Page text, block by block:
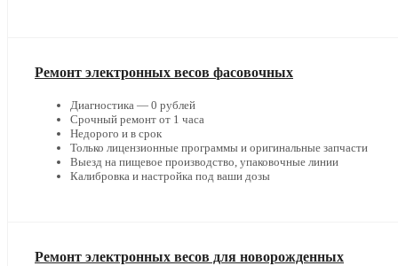
Ремонт электронных весов фасовочных
Диагностика — 0 рублей
Срочный ремонт от 1 часа
Недорого и в срок
Только лицензионные программы и оригинальные запчасти
Выезд на пищевое производство, упаковочные линии
Калибровка и настройка под ваши дозы
Ремонт электронных весов для новорожденных